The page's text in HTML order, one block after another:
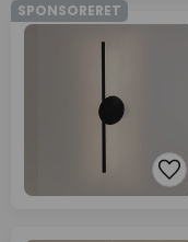
SPONSORERET